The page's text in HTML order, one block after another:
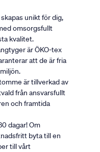
unikt för dig,
omsorgsfullt
kvalitet.
är ÖKO-tex
att de är fria
är tillverkad av
från ansvarsfullt
och framtida
dagar! Om
byta till en
till vårt